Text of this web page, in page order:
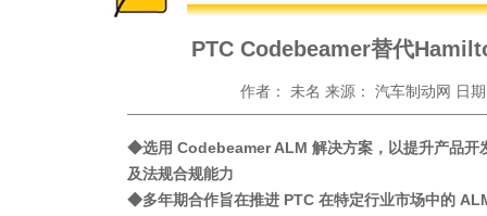
PTC Codebeamer替代
作者： 未名 来源： 汽车制动网 日
◆选用 Codebeamer ALM 解决方案，以提升产品开
及法规合规能力
◆多年期合作旨在推进 PTC 在特定行业市场中的